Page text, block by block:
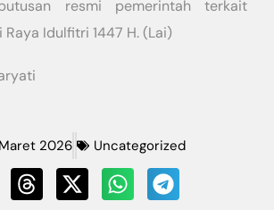
resmi pemerintah terkait
Idulfitri 1447 H. (Lai)
2026 Uncategorized